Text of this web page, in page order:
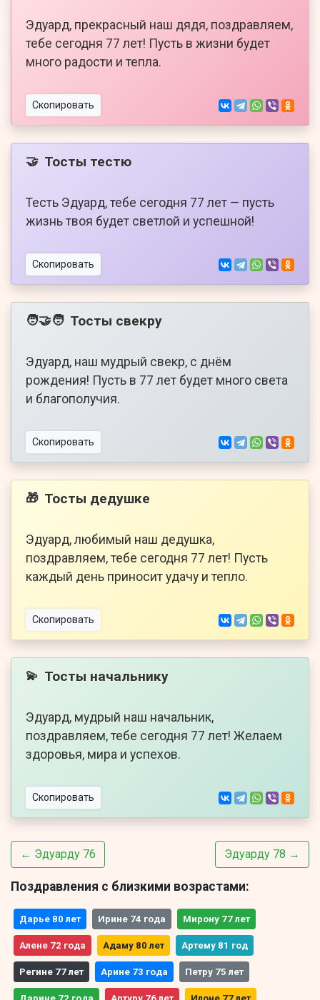
Эдуард, прекрасный наш дядя, поздравляем,
тебе сегодня 77 лет! Пусть в жизни будет
много радости и тепла.
Скопировать
🤝 Тосты тестю
Тесть Эдуард, тебе сегодня 77 лет — пусть
жизнь твоя будет светлой и успешной!
Скопировать
🧑‍🤝‍🧑 Тосты свекру
Эдуард, наш мудрый свекр, с днём
рождения! Пусть в 77 лет будет много света
и благополучия.
Скопировать
🎁 Тосты дедушке
Эдуард, любимый наш дедушка,
поздравляем, тебе сегодня 77 лет! Пусть
каждый день приносит удачу и тепло.
Скопировать
💫 Тосты начальнику
Эдуард, мудрый наш начальник,
поздравляем, тебе сегодня 77 лет! Желаем
здоровья, мира и успехов.
Скопировать
← Эдуарду 76 Эдуарду 78 →
Поздравления с близкими возрастами:
Дарье 80 лет Ирине 74 года Мирону 77 лет
Алене 72 года Адаму 80 лет Артему 81 год
Регине 77 лет Арине 73 года Петру 75 лет